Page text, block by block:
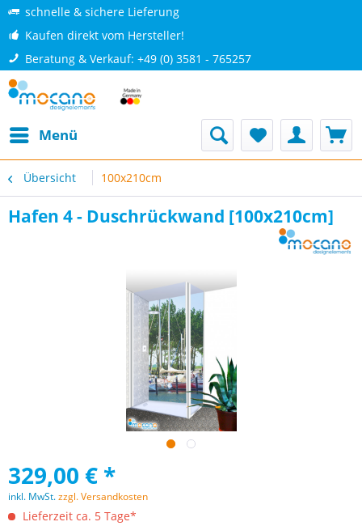
schnelle & sichere Lieferung
Kaufen direkt vom Hersteller!
Beratung & Verkauf: +49 (0) 3581 - 765257
Menü
Übersicht 100x210cm
Hafen 4 - Duschrückwand [100x210cm]
329,00 € *
inkl. MwSt.zzgl. Versandkosten
Lieferzeit ca. 5 Tage*